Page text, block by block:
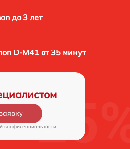
до 3 лет
D-M41 от 35 минут
конфиденциальности